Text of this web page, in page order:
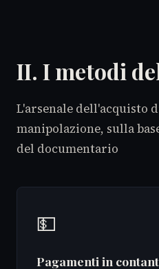
II. I metodi
L'arsenale dell'acquisto
manipolazione, sulla
del documentario
💵
Pagamenti in